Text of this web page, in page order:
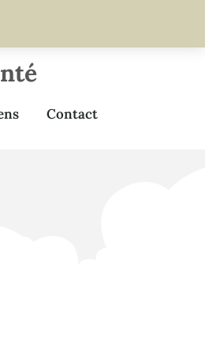
Contact